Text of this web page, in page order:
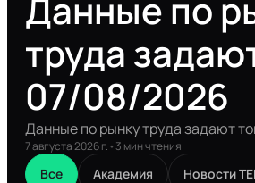
Данные по
труда
07/08/2026
Данные по рынку труда задают
7 августа 2026 г.•3 мин чтения
Все Академия Новости